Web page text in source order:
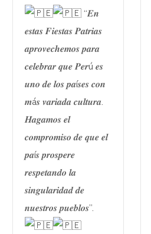
“𝑬𝒏
𝒆𝒔𝒕𝒂𝒔 𝑭𝒊𝒆𝒔𝒕𝒂𝒔 𝑷𝒂𝒕𝒓𝒊𝒂𝒔
𝒂𝒑𝒓𝒐𝒗𝒆𝒄𝒉𝒆𝒎𝒐𝒔 𝒑𝒂𝒓𝒂
𝒄𝒆𝒍𝒆𝒃𝒓𝒂𝒓 𝒒𝒖𝒆 𝑷𝒆𝒓ú 𝒆𝒔
𝒖𝒏𝒐 𝒅𝒆 𝒍𝒐𝒔 𝒑𝒂í𝒔𝒆𝒔 𝒄𝒐𝒏
𝒎á𝒔 𝒗𝒂𝒓𝒊𝒂𝒅𝒂 𝒄𝒖𝒍𝒕𝒖𝒓𝒂.
𝑯𝒂𝒈𝒂𝒎𝒐𝒔 𝒆𝒍
𝒄𝒐𝒎𝒑𝒓𝒐𝒎𝒊𝒔𝒐 𝒅𝒆 𝒒𝒖𝒆 𝒆𝒍
𝒑𝒂í𝒔 𝒑𝒓𝒐𝒔𝒑𝒆𝒓𝒆
𝒓𝒆𝒔𝒑𝒆𝒕𝒂𝒏𝒅𝒐 𝒍𝒂
𝒔𝒊𝒏𝒈𝒖𝒍𝒂𝒓𝒊𝒅𝒂𝒅 𝒅𝒆
𝒏𝒖𝒆𝒔𝒕𝒓𝒐𝒔 𝒑𝒖𝒆𝒃𝒍𝒐𝒔”.